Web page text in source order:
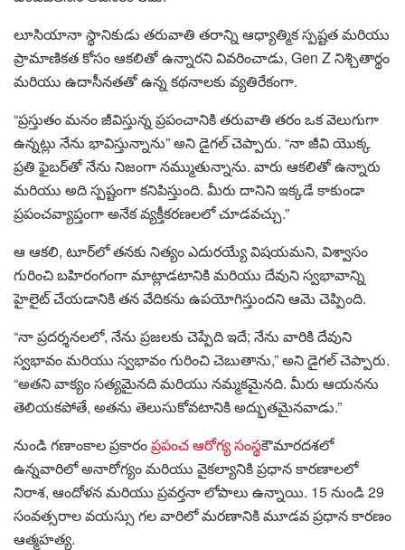
లూసియానా స్థానికుడు తరువాతి తరాన్ని ఆధ్యాత్మిక స్పష్టత మరియు
ప్రామాణికత కోసం ఆకలితో ఉన్నారని వివరించాడు, Gen Z నిశ్చితార్థం
మరియు ఉదాసీనతతో ఉన్న కథనాలకు వ్యతిరేకంగా.
“ప్రస్తుతం మనం జీవిస్తున్న ప్రపంచానికి తరువాతి తరం ఒక వెలుగుగా
ఉన్నట్లు నేను భావిస్తున్నాను” అని డైగల్ చెప్పారు. “నా జీవి యొక్క
ప్రతి ఫైబర్‌తో నేను నిజంగా నమ్ముతున్నాను. వారు ఆకలితో ఉన్నారు
మరియు అది స్పష్టంగా కనిపిస్తుంది. మీరు దానిని ఇక్కడే కాకుండా
ప్రపంచవ్యాప్తంగా అనేక వ్యక్తీకరణలలో చూడవచ్చు.”
ఆ ఆకలి, టూర్‌లో తనకు నిత్యం ఎదురయ్యే విషయమని, విశ్వాసం
గురించి బహిరంగంగా మాట్లాడటానికి మరియు దేవుని స్వభావాన్ని
హైలైట్ చేయడానికి తన వేదికను ఉపయోగిస్తుందని ఆమె చెప్పింది.
“నా ప్రదర్శనలలో, నేను ప్రజలకు చెప్పేది ఇదే; నేను వారికి దేవుని
స్వభావం మరియు స్వభావం గురించి చెబుతాను,” అని డైగల్ చెప్పారు.
“అతని వాక్యం సత్యమైనది మరియు నమ్మకమైనది. మీరు ఆయనను
తెలియకపోతే, అతను తెలుసుకోవటానికి అద్భుతమైనవాడు.”
నుండి గణాంకాల ప్రకారంప్రపంచ ఆరోగ్య సంస్థకౌమారదశలో
ఉన్నవారిలో అనారోగ్యం మరియు వైకల్యానికి ప్రధాన కారణాలలో
నిరాశ, ఆందోళన మరియు ప్రవర్తనా లోపాలు ఉన్నాయి. 15 నుండి 29
సంవత్సరాల వయస్సు గల వారిలో మరణానికి మూడవ ప్రధాన కారణం
ఆత్మహత్య.